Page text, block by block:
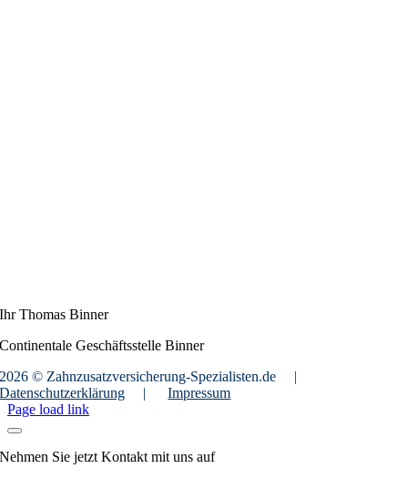
Ihr Thomas Binner
Continentale Geschäftsstelle Binner
2026 © Zahnzusatzversicherung-Spezialisten.de
|
Datenschutzerklärung
|
Impressum
Page load link
Nehmen Sie jetzt Kontakt mit uns auf